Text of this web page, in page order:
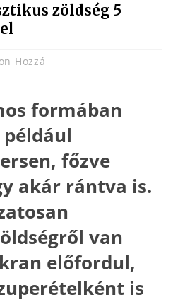
zöldség 5
Hozzá
formában
főzve
akár rántva is.
van
előfordul,
is